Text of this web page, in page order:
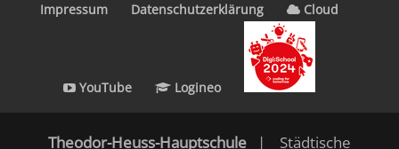
Impressum Datenschutzerklärung Cloud
YouTube Logineo
Theodor-Heuss-Hauptschule| Städtische